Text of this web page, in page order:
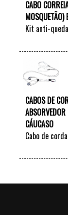
CABO
MOSQUETÃO)
Kit anti-queda
CABOS DE
ABSORVEDOR
CÁUCASO
Cabo de
(disponível